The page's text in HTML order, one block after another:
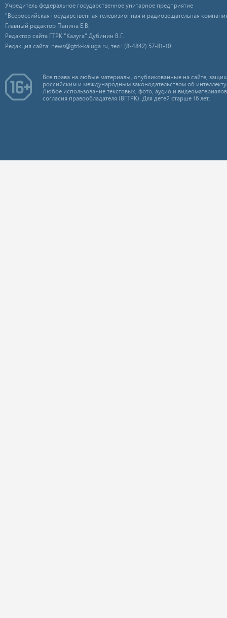
Учредитель федеральное государственное унитарное предприятие
"Всероссийская государственная телевизионная и радиовещательная
Главный редактор Панина Е.В.
Редактор сайта ГТРК "Калуга" Дубинин В.Г.
Редакция сайта: news@gtrk-kaluga.ru, тел.: (8-4842) 57-81-10
Все права на любые материалы, опубликованные на сайте,
российским и международным законодательством об
Любое использование текстовых, фото, аудио и
согласия правообладателя (ВГТРК). Для детей старше 16 лет.